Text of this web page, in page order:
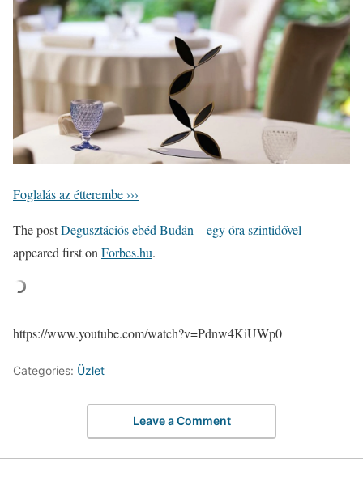
Foglalás az étterembe ›››
The postDegusztációs ebéd Budán – egy óra szintidővel
appeared first on Forbes.hu.
https://www.youtube.com/watch?v=Pdnw4KiUWp0
Categories: Üzlet
Leave a Comment